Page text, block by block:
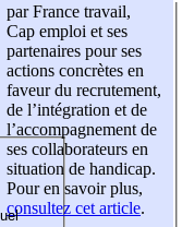
par France travail,
Cap emploi et ses
partenaires pour ses
actions concrètes en
faveur du recrutement,
de l’intégration et de
l’accompagnement de
ses collaborateurs en
situation de handicap.
Pour en savoir plus,
consultez cet article.